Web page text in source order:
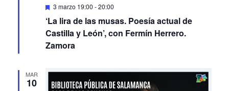
‘La lira de las musas. Poesía actual de
Castilla y León’, con Fermín Herrero.
Zamora